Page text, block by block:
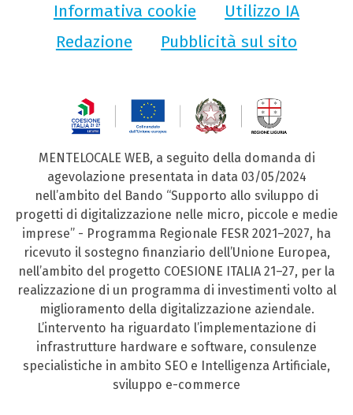
Informativa cookie
Utilizzo IA
Redazione
Pubblicità sul sito
MENTELOCALE WEB, a seguito della domanda di
agevolazione presentata in data 03/05/2024
nell’ambito del Bando “Supporto allo sviluppo di
progetti di digitalizzazione nelle micro, piccole e medie
imprese” - Programma Regionale FESR 2021–2027, ha
ricevuto il sostegno finanziario dell’Unione Europea,
nell’ambito del progetto COESIONE ITALIA 21–27, per la
realizzazione di un programma di investimenti volto al
miglioramento della digitalizzazione aziendale.
L’intervento ha riguardato l’implementazione di
infrastrutture hardware e software, consulenze
specialistiche in ambito SEO e Intelligenza Artificiale,
sviluppo e-commerce